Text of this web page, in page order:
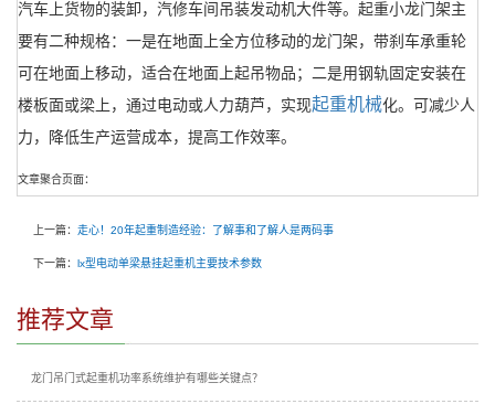
汽车上货物的装卸，汽修车间吊装发动机大件等。起重小龙门架主
要有二种规格：一是在地面上全方位移动的龙门架，带刹车承重轮
可在地面上移动，适合在地面上起吊物品；二是用钢轨固定安装在
楼板面或梁上，通过电动或人力葫芦，实现起重机械化。可减少人
力，降低生产运营成本，提高工作效率。
文章聚合页面：
上一篇： 走心！20年起重制造经验：了解事和了解人是两码事
下一篇： lx型电动单梁悬挂起重机主要技术参数
推荐文章
龙门吊门式起重机功率系统维护有哪些关键点？